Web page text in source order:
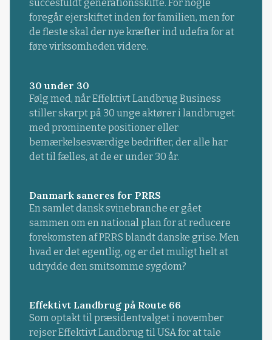
succesfuldt generationsskifte. For nogle
foregår ejerskiftet inden for familien, men for
de fleste skal der nye kræfter ind udefra for at
føre virksomheden videre.
30 under 30
Følg med, når Effektivt Landbrug Business
stiller skarpt på 30 unge aktører i landbruget
med prominente positioner eller
bemærkelsesværdige bedrifter, der alle har
det til fælles, at de er under 30 år.
Danmark saneres for PRRS
En samlet dansk svinebranche er gået
sammen om en national plan for at reducere
forekomsten af PRRS blandt danske grise. Men
hvad er det egentlig, og er det muligt helt at
udrydde den smitsomme sygdom?
Effektivt Landbrug på Route 66
Som optakt til præsidentvalget i november
rejser Effektivt Landbrug til USA for at tale